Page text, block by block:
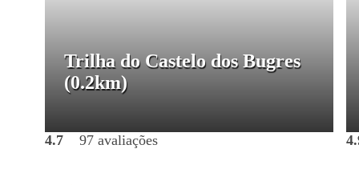
Trilha do Castelo dos Bugres
(0.2km)
4.7 97 avaliações